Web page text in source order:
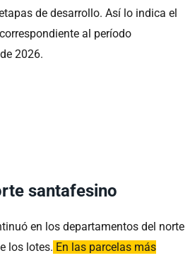
de desarrollo. Así lo indica el
al período
2026.
santafesino
en los departamentos del norte
los lotes. En las parcelas más